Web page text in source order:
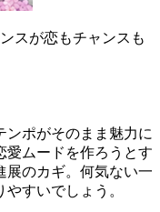
スが恋もチャンスも
ンポがそのまま魅力に
愛ムードを作ろうとす
展のカギ。何気ない一
すいでしょう。